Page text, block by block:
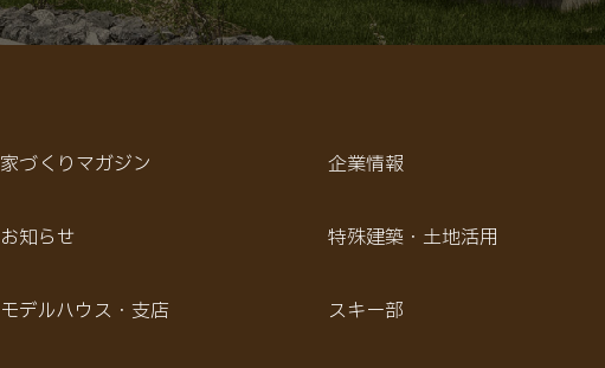
家づくりマガジン
お知らせ
モデルハウス・支店
企業情報
特殊建築・土地活用
スキー部